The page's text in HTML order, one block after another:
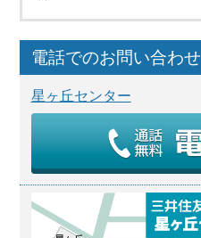
電話でのお問い合わせ
星ヶ丘センター